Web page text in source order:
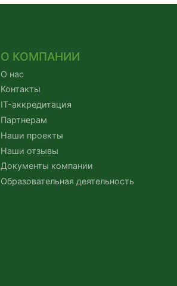
О КОМПАНИИ
О нас
Контакты
IT-аккредитация
Партнерам
Наши проекты
Наши отзывы
Документы компании
Образовательная деятельность